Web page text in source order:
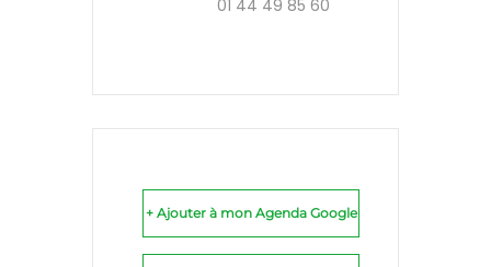
01 44 49 85 60
+ Ajouter à mon Agenda Google